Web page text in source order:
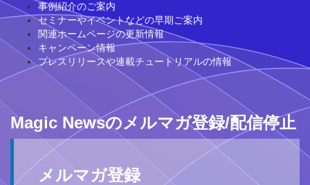
事例紹介のご案内
セミナーやイベントなどの早期ご案内
関連ホームページの更新情報
キャンペーン情報
プレスリリースや連載チュートリアルの情報
Magic Newsのメルマガ登録/配信停止
メルマガ登録